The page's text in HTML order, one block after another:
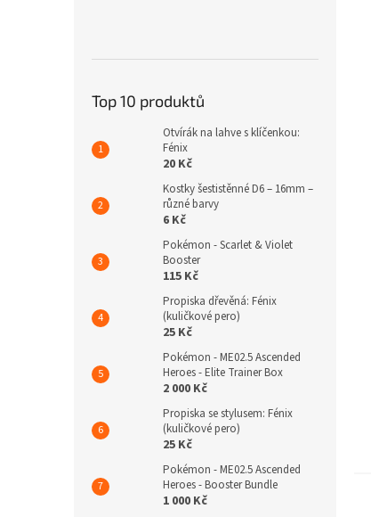
Top 10 produktů
Otvírák na lahve s klíčenkou:
Fénix
20 Kč
Kostky šestistěnné D6 – 16mm –
různé barvy
6 Kč
Pokémon - Scarlet & Violet
Booster
115 Kč
Propiska dřevěná: Fénix
(kuličkové pero)
25 Kč
Pokémon - ME02.5 Ascended
Heroes - Elite Trainer Box
2 000 Kč
Propiska se stylusem: Fénix
(kuličkové pero)
25 Kč
Pokémon - ME02.5 Ascended
Heroes - Booster Bundle
1 000 Kč